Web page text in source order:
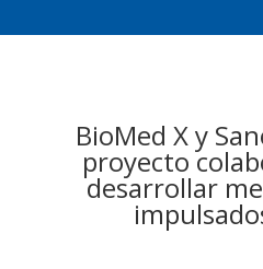
BioMed X y
proyecto
desarrollar